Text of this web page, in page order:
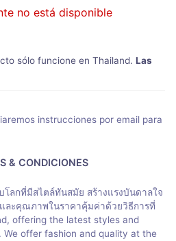
no está disponible
sólo funcione en Thailand. Las
instrucciones por email para
& CONDICIONES
ลกที่มีสไตล์ทันสมัย สร้างแรงบันดาลใจ
ะคุณภาพในราคาคุ้มค่าด้วยวิธีการที่
offering the latest styles and
offer fashion and quality at the